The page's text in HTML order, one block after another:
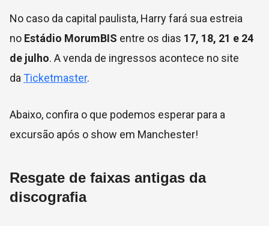
No caso da capital paulista, Harry fará sua estreia
no Estádio MorumBIS entre os dias 17, 18, 21 e 24
de julho. A venda de ingressos acontece no site
da Ticketmaster.
Abaixo, confira o que podemos esperar para a
excursão após o show em Manchester!
Resgate de faixas antigas da
discografia